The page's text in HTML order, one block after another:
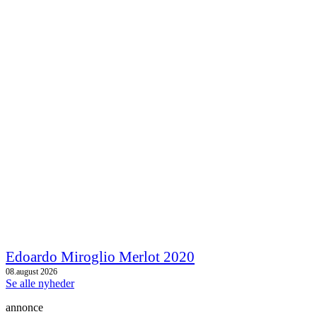
Edoardo Miroglio Merlot 2020
08.august 2026
Se alle nyheder
annonce